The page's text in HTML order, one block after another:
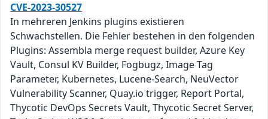
CVE-2023-30527
In mehreren Jenkins plugins existieren
Schwachstellen. Die Fehler bestehen in den folgenden
Plugins: Assembla merge request builder, Azure Key
Vault, Consul KV Builder, Fogbugz, Image Tag
Parameter, Kubernetes, Lucene-Search, NeuVector
Vulnerability Scanner, Quay.io trigger, Report Portal,
Thycotic DevOps Secrets Vault, Thycotic Secret Server,